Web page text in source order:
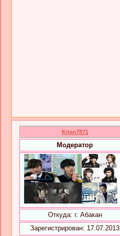
Krian7871
Модератор
Откуда: г. Абакан
Зарегистрирован: 17.07.2013